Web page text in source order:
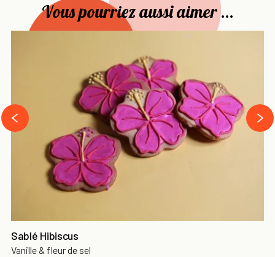
Vous pourriez aussi aimer ...
Sablé Hibiscus
Vanille & fleur de sel
‹
›